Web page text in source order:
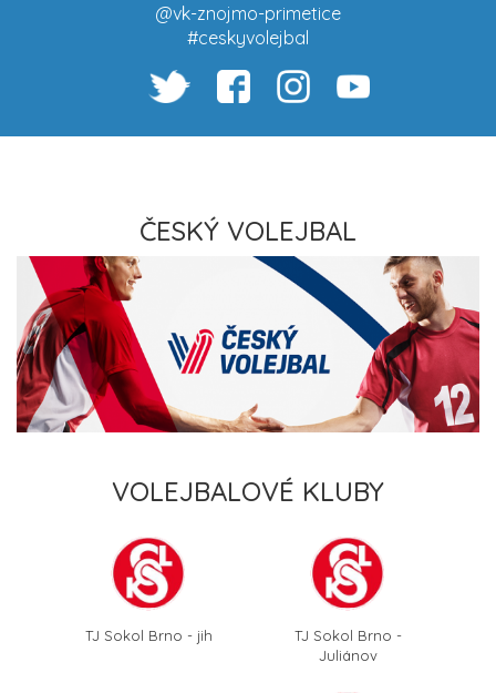
@vk-znojmo-primetice
#ceskyvolejbal
ČESKÝ VOLEJBAL
VOLEJBALOVÉ KLUBY
TJ Sokol Brno - jih
TJ Sokol Brno -
Juliánov